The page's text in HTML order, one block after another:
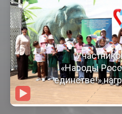
«Народы
единстве!»